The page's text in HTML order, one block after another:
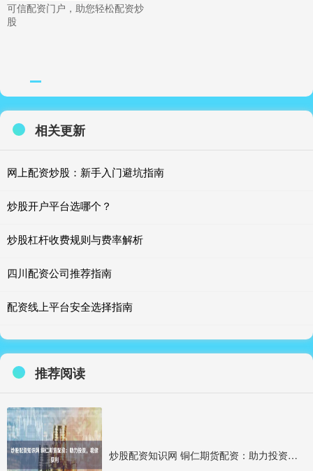
可信配资门户，助您轻松配资炒
股
相关更新
网上配资炒股：新手入门避坑指南
炒股开户平台选哪个？
炒股杠杆收费规则与费率解析
四川配资公司推荐指南
配资线上平台安全选择指南
推荐阅读
炒股配资知识网 铜仁期货配资：助力投资，稳健获利